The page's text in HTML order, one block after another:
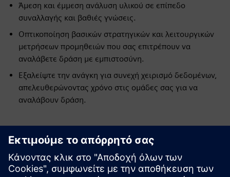
Άμεση και έμμεση ανάλυση υλικού σε επίπεδο
συναλλαγής και βαθιές γνώσεις.
Οπτικοποίηση βασικών στρατηγικών και λειτουργικών
μετρήσεων προμηθειών που σας επιτρέπουν να
αναλάβετε δράση με εμπιστοσύνη.
Εξαλείψτε την ανάγκη για συνεχή χειρισμό δεδομένων,
απελευθερώνοντας χρόνο στις ομάδες σας για να
αναλάβουν δράση.
Εξερευνήστε πόρους και